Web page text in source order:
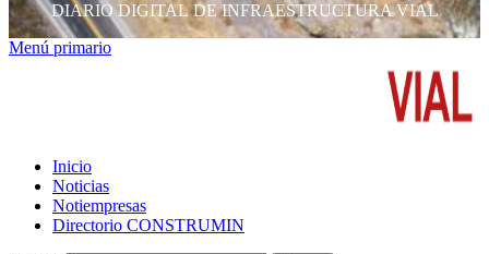
DIARIO DIGITAL DE INFRAESTRUCTURA VIAL
Menú primario
Inicio
Noticias
Notiempresas
Directorio CONSTRUMIN